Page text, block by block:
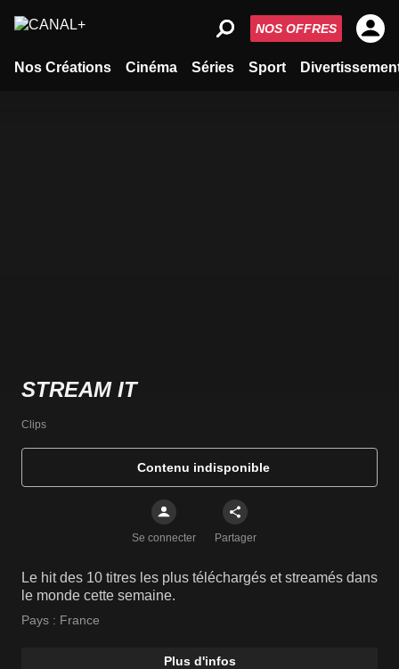
Nos Créations Cinéma Séries Sport
NOS OFFRES
STREAM IT
Clips
Contenu indisponible
Se connecter Partager
Le hit des 10 titres les plus téléchargés et streamés dans
le monde cette semaine.
Pays : France
Plus d'infos